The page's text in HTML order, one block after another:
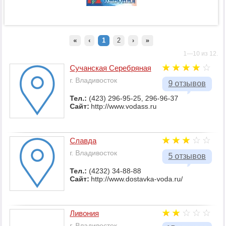
« ‹ 1 2 › »
1—10 из 12.
9 отзывов
Сучанская Серебряная
г. Владивосток
Тел.: (423) 296-95-25, 296-96-37
Сайт: http://www.vodass.ru
5 отзывов
Славда
г. Владивосток
Тел.: (4232) 34-88-88
Сайт: http://www.dostavka-voda.ru/
Ливония